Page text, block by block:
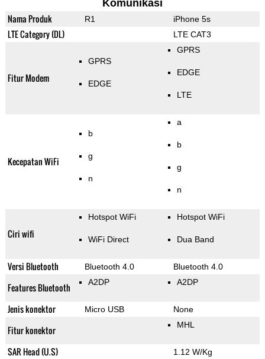
Komunikasi
Nama Produk R1 iPhone 5s
LTE Category (DL) LTE CAT3
Fitur Modem
GPRS
EDGE
GPRS
EDGE
LTE
Kecepatan WiFi
b
g
n
a
b
g
n
Ciri wifi
Hotspot WiFi
WiFi Direct
Hotspot WiFi
Dua Band
Versi Bluetooth Bluetooth 4.0 Bluetooth 4.0
Features Bluetooth A2DP A2DP
Jenis konektor Micro USB None
Fitur konektor MHL
SAR Head (U.S) 1.12 W/Kg